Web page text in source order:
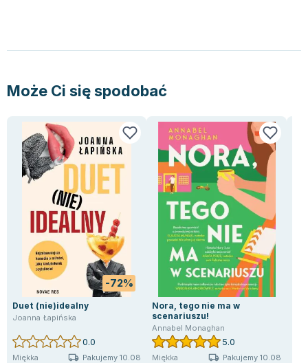
Może Ci się spodobać
-72%
Duet (nie)idealny
Joanna Łapińska
0.0
Miękka Pakujemy 10.08
Nora, tego nie ma w
scenariuszu!
Annabel Monaghan
5.0
Miękka Pakujemy 10.08